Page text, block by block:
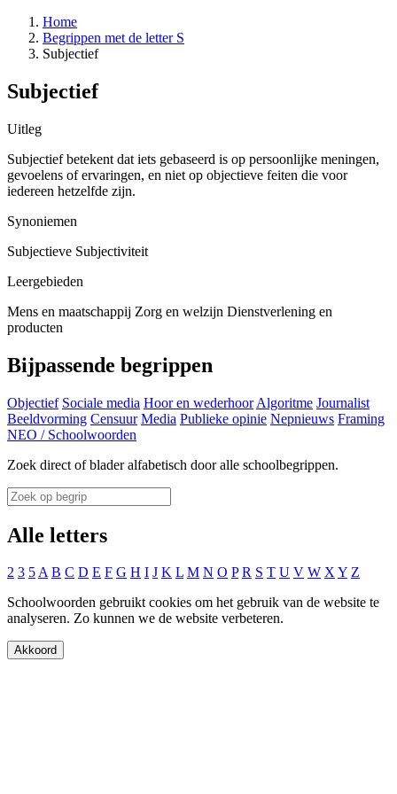
Home
Begrippen met de letter S
Subjectief
Subjectief
Uitleg
Subjectief betekent dat iets gebaseerd is op persoonlijke meningen,
gevoelens of ervaringen, en niet op objectieve feiten die voor
iedereen hetzelfde zijn.
Synoniemen
Subjectieve Subjectiviteit
Leergebieden
Mens en maatschappij Zorg en welzijn Dienstverlening en
producten
Bijpassende begrippen
Objectief Sociale media Hoor en wederhoor Algoritme Journalist
Beeldvorming Censuur Media Publieke opinie Nepnieuws Framing
NEO / Schoolwoorden
Zoek direct of blader alfabetisch door alle schoolbegrippen.
Alle letters
2 3 5A B C D E F G H I J K L M N O P R S T U V W XY Z
Schoolwoorden gebruikt cookies om het gebruik van de website te
analyseren. Zo kunnen we de website verbeteren.
Akkoord